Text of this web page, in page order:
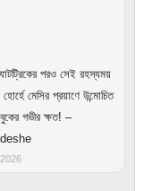
পরও সেই রহস্যময়
হোর্হে মেসির প্রয়াণে উন্মোচিত
গভীর ক্ষত! –